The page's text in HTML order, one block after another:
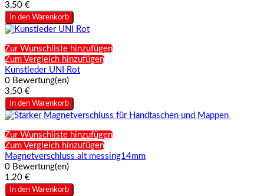
3,50 €
In den Warenkorb
Zur Wunschliste hinzufügen
Zum Vergleich hinzufügen
Kunstleder UNI Rot
0 Bewertung(en)
3,50 €
In den Warenkorb
Zur Wunschliste hinzufügen
Zum Vergleich hinzufügen
Magnetverschluss alt messing14mm
0 Bewertung(en)
1,20 €
In den Warenkorb